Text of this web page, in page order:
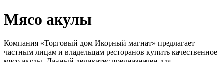
Мясо акулы
Компания «Торговый дом Икорный магнат» предлагает
частным лицам и владельцам ресторанов купить качественное